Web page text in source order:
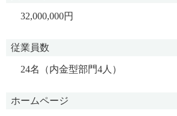
32,000,000円
従業員数
24名（内金型部門4人）
ホームページ